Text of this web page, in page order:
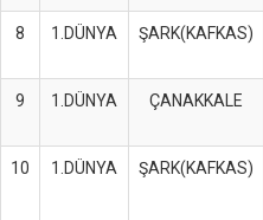
8 1.DÜNYA ŞARK(KAFKAS)
9 1.DÜNYA ÇANAKKALE
10 1.DÜNYA ŞARK(KAFKAS)